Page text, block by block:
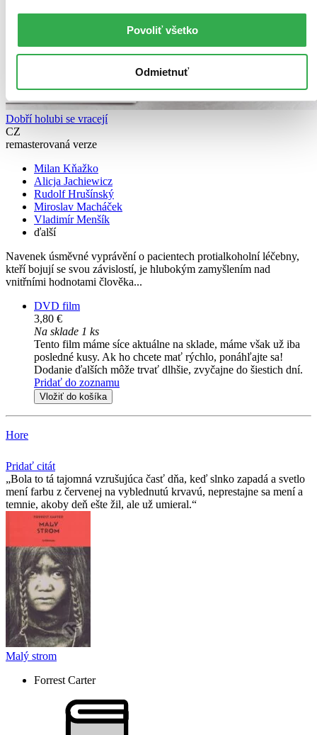
Povoliť všetko
Odmietnuť
Dobří holubi se vracejí
CZ
remasterovaná verze
Milan Kňažko
Alicja Jachiewicz
Rudolf Hrušínský
Miroslav Macháček
Vladimír Menšík
ďalší
Navenek úsměvné vyprávění o pacientech protialkoholní léčebny,
kteří bojují se svou závislostí, je hlubokým zamyšlením nad
vnitřními hodnotami člověka...
DVD film
3,80 €
Na sklade 1 ks
Tento film máme síce aktuálne na sklade, máme však už iba
posledné kusy. Ak ho chcete mať rýchlo, ponáhľajte sa!
Dodanie ďalších môže trvať dlhšie, zvyčajne do šiestich dní.
Pridať do zoznamu
Vložiť do košíka
Hore
Pridať citát
Bola to tá tajomná vzrušujúca časť dňa, keď slnko zapadá a svetlo
mení farbu z červenej na vyblednutú krvavú, neprestajne sa mení a
temnie, akoby deň ešte žil, ale už umieral.
Malý strom
Forrest Carter